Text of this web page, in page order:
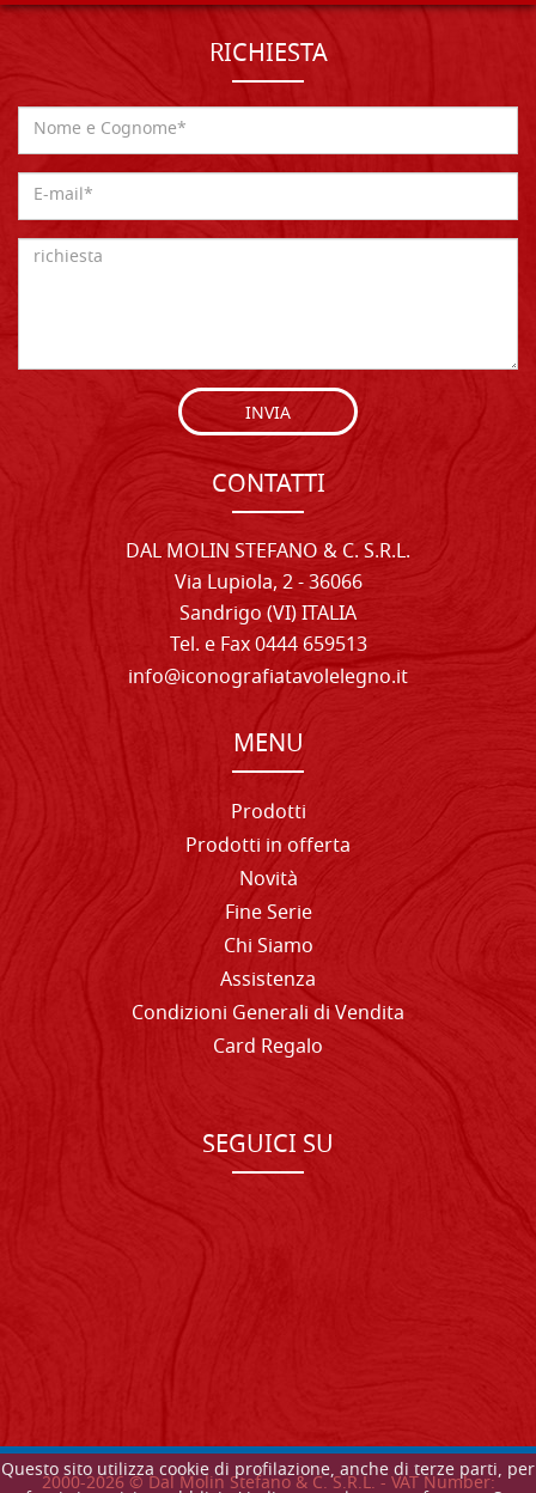
Questo sito utilizza cookie di profilazione, anche di terze parti, per
RICHIESTA
INVIA
CONTATTI
DAL MOLIN STEFANO & C. S.R.L.
Via Lupiola, 2 - 36066
Sandrigo (VI) ITALIA
Tel. e Fax 0444 659513
info@iconografiatavolelegno.it
MENU
Prodotti
Prodotti in offerta
Novità
Fine Serie
Chi Siamo
Assistenza
Condizioni Generali di Vendita
Card Regalo
SEGUICI SU
2000-2026© Dal Molin Stefano & C. S.R.L. - VAT Number: